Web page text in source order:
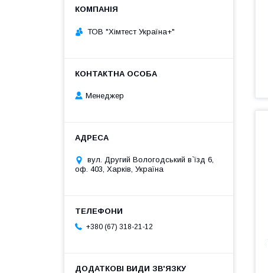
ТОВ "Хімтест Україна+"
Менеджер
вул. Другий Вологодський в`їзд 6,
оф. 403, Харків, Україна
+380 (67) 318-21-12